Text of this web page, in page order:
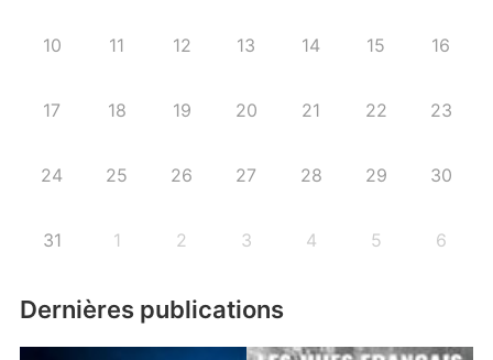
10 11 12 13 14 15 16
17 18 19 20 21 22 23
24 25 26 27 28 29 30
31 1 2 3 4 5 6
Dernières publications